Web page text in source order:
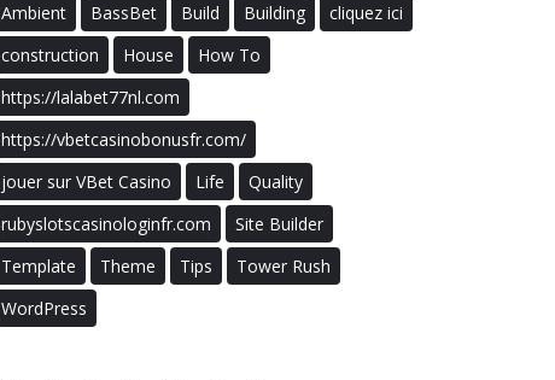
Ambient BassBet Build Building
cliquez ici
construction
House
How To
https://lalabet77nl.com
https://vbetcasinobonusfr.com/
jouer sur VBet Casino
Life
Quality
rubyslotscasinologinfr.com
Site Builder
Template
Theme Tips
Tower Rush
WordPress